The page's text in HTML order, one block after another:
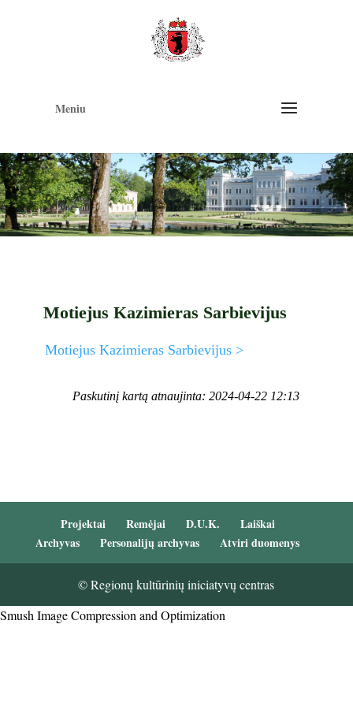
Meniu
Motiejus Kazimieras Sarbievijus
Motiejus Kazimieras Sarbievijus >
Paskutinį kartą atnaujinta: 2024-04-22 12:13
Projektai Remėjai D.U.K.
Laiškai
Archyvas
Personalijų archyvas Atviri duomenys
© Regionų kultūrinių iniciatyvų centras
Smush Image Compression and Optimization